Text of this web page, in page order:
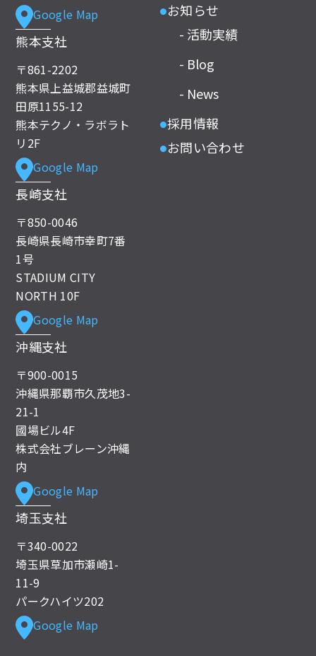
Google Map
熊本支社
〒861-2202
熊本県上益城郡益城町
田原1155-12
熊本テクノ・ラボラト
リ2F
Google Map
長崎支社
〒850-0046
長崎県長崎市幸町7番
1号
STADIUM CITY
NORTH 10F
Google Map
沖縄支社
〒900-0015
沖縄県那覇市久茂地3-
21-1
國場ビル4F
株式会社ブレーン沖縄
内
Google Map
埼玉支社
〒340-0022
埼玉県草加市瀬崎1-
11-9
パークハイツ202
Google Map
● お知らせ
- 活動実績
- Blog
- News
●採用情報
● お問い合わせ